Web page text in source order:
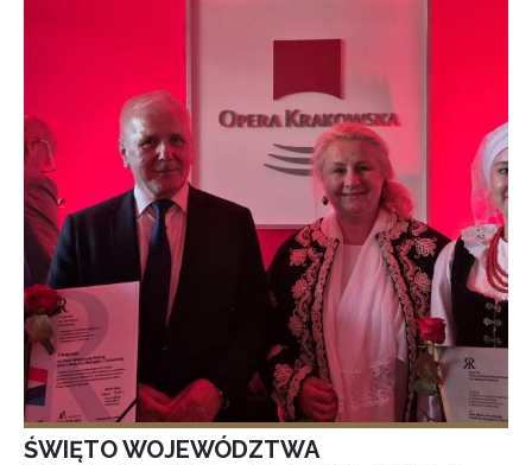
ŚWIĘTO WOJEWÓDZTWA